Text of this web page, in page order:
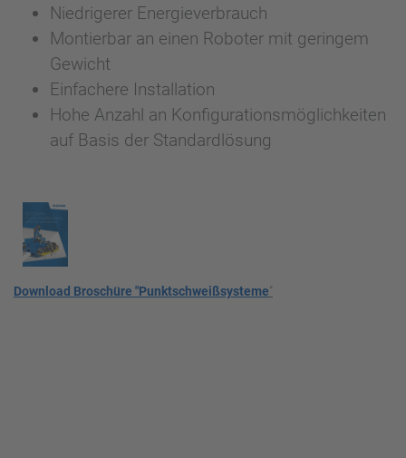
Niedrigerer Energieverbrauch
Montierbar an einen Roboter mit geringem
Gewicht
Einfachere Installation
Hohe Anzahl an Konfigurationsmöglichkeiten
auf Basis der Standardlösung
Download Broschüre "Punktschweißsysteme"